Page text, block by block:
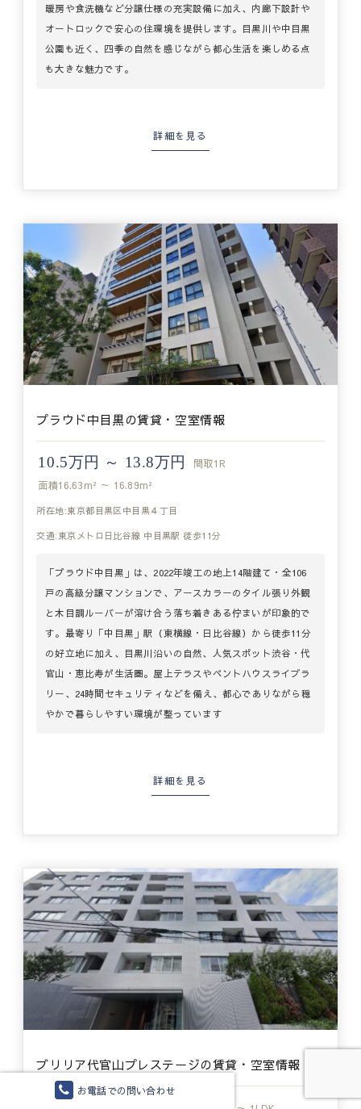
お電話での問い合わせ
暖房や食洗機など分譲仕様の充実設備に加え、内廊下設計や
オートロックで安心の住環境を提供します。目黒川や中目黒
公園も近く、四季の自然を感じながら都心生活を楽しめる点
も大きな魅力です。
詳細を見る
プラウド中目黒の賃貸・空室情報
10.5万円 ～ 13.8万円 間取1R
面積16.63m² ～ 16.89m²
所在地:東京都目黒区中目黒４丁目
交通:東京メトロ日比谷線 中目黒駅 徒歩11分
「プラウド中目黒」は、2022年竣工の地上14階建て・全106
戸の高級分譲マンションで、アースカラーのタイル張り外観
と木目調ルーバーが溶け合う落ち着きある佇まいが印象的で
す。最寄り「中目黒」駅（東横線・日比谷線）から徒歩11分
の好立地に加え、目黒川沿いの自然、人気スポット渋谷・代
官山・恵比寿が生活圏。屋上テラスやペントハウスライブラ
リー、24時間セキュリティなどを備え、都心でありながら穏
やかで暮らしやすい環境が整っています
詳細を見る
ブリリア代官山プレステージの賃貸・空室情報